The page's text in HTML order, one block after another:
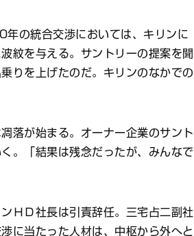
の統合交渉においては、キリンに
紋を与える。サントリーの提案を聞
りを上げたのだ。キリンのなかでの
落が始まる。オーナー企業のサント
。「結果は残念だったが、みんなで
ＨＤ社長は引責辞任。三宅占二副社
に当たった人材は、中枢から外へと